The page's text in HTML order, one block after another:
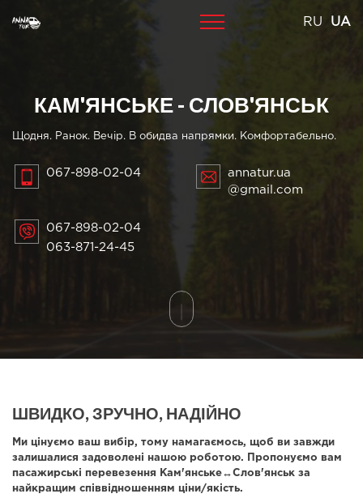
to
RU UA
КАМ'ЯНСЬКЕ - СЛОВ'ЯНСЬК
Щодня. Ранок. Вечір. В обидва напрямки. Комфортабельно.
067-898-02-04
annatur.ua
@gmail.com
067-898-02-04
063-871-24-45
ШВИДКО, ЗРУЧНО, НАДІЙНО
Ми цінуємо ваш вибір, тому намагаємось, щоб ви завжди
залишалися задоволені нашою роботою. Пропонуємо вам
пасажирські перевезення Кам'янське↔Слов'янськ за
найкращим співвідношенням ціни/якість.